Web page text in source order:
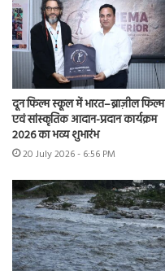
दून फिल्म स्कूल में भारत–ब्राज़ील फिल्म
एवं सांस्कृतिक आदान-प्रदान कार्यक्रम
2026 का भव्य शुभारंभ
20 July 2026 - 6:56 PM